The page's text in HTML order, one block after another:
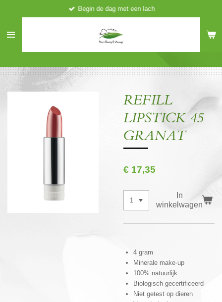
naar
hoofdinhoud
Begin de dag met een lach
REFILL
LIPSTICK 45
GRANAT
€ 17,35
In
winkelwagen
4 gram
Minerale make-up
100% natuurlijk
Biologisch gecertificeerd
Niet getest op dieren